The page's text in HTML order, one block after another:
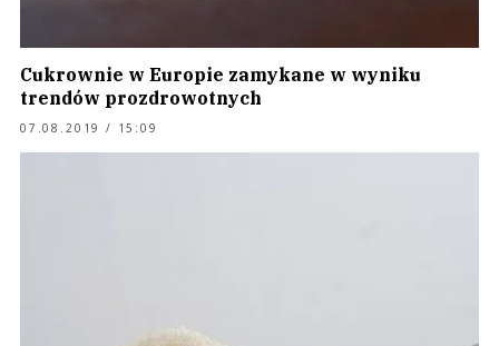
Cukrownie w Europie zamykane w wyniku
trendów prozdrowotnych
07.08.2019 / 15:09